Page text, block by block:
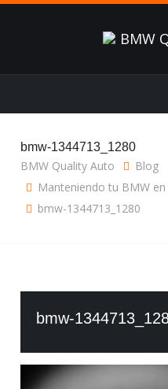
bmw-1344713_1280
BMW Quality Auto
Blog
Manteniendo tu BMW
bmw-1344713_1280
bmw-